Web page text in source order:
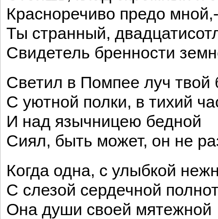
Красноречиво предо мной,-
Ты странный,
Свидетель бренности
Светил в Помпее луч твой
С уютной полки, в тихий
И над язычницею бедной
Сиял, быть может, он не
Когда одна, с улыбкой
С слезой сердечной
Она души своей мятежной